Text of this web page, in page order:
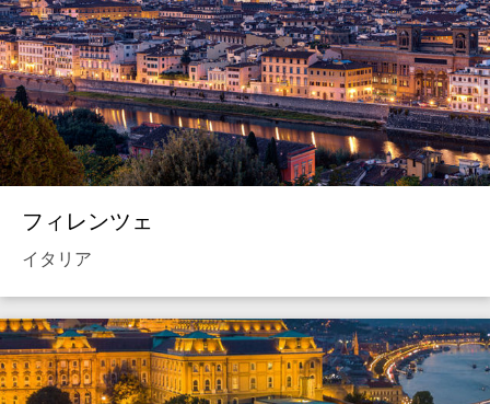
フィレンツェ
イタリア